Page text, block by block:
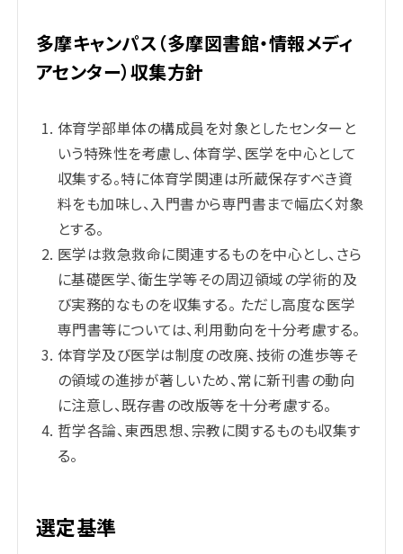
多摩キャンパス（多摩図書館・情報メディ
アセンター）収集方針
体育学部単体の構成員を対象としたセンターと
いう特殊性を考慮し、体育学、医学を中心として
収集する。特に体育学関連は所蔵保存すべき資
料をも加味し、入門書から専門書まで幅広く対象
とする。
医学は救急救命に関連するものを中心とし、さら
に基礎医学、衛生学等その周辺領域の学術的及
び実務的なものを収集する。 ただし高度な医学
専門書等については、利用動向を十分考慮する。
体育学及び医学は制度の改廃、技術の進歩等そ
の領域の進捗が著しいため、常に新刊書の動向
に注意し、既存書の改版等を十分考慮する。
哲学各論、東西思想、宗教に関するものも収集す
る。
選定基準